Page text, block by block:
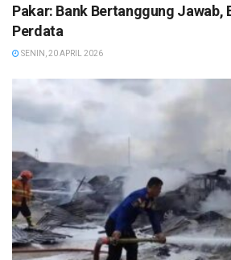
Pakar: Bank Bertanggung Jawab,
Perdata
SENIN, 20 APRIL 2026